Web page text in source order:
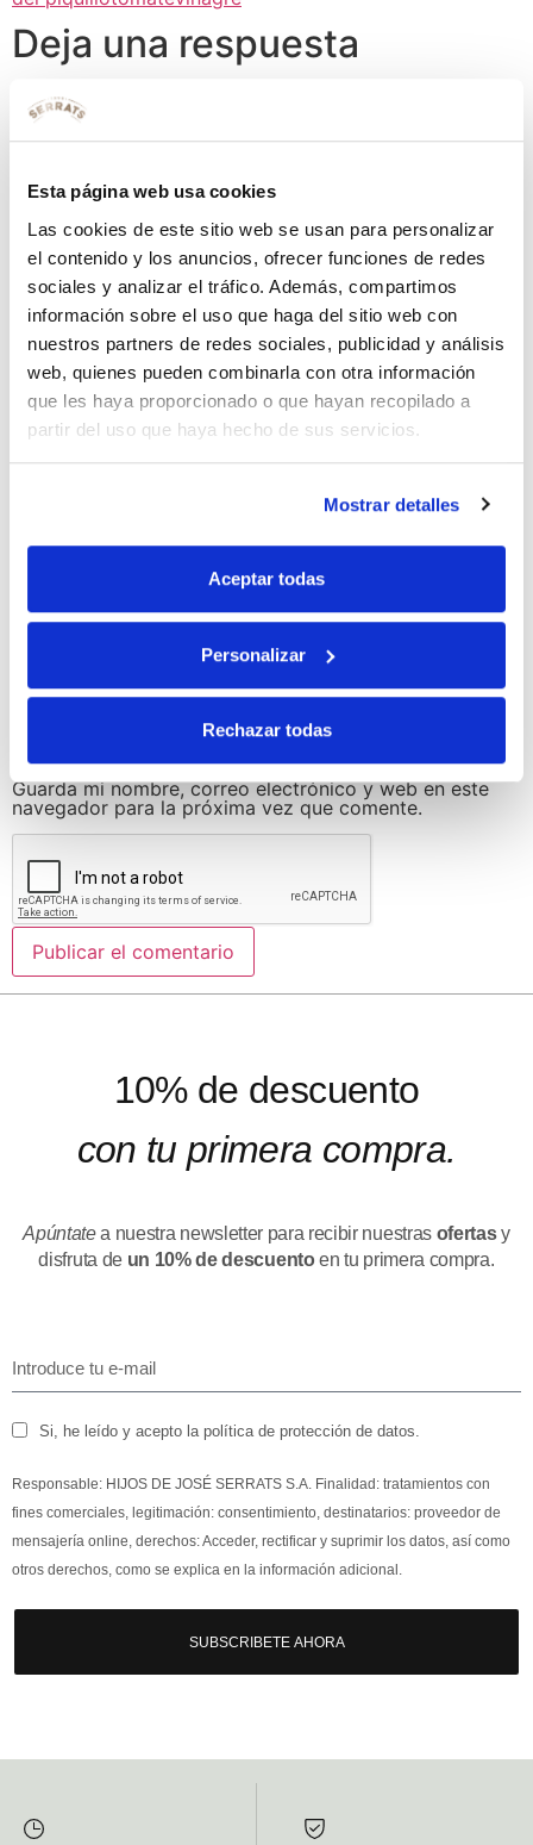
Esta página web usa cookies
Las cookies de este sitio web se usan para personalizar
el contenido y los anuncios, ofrecer funciones de redes
sociales y analizar el tráfico. Además, compartimos
información sobre el uso que haga del sitio web con
nuestros partners de redes sociales, publicidad y análisis
web, quienes pueden combinarla con otra información
que les haya proporcionado o que hayan recopilado a
partir del uso que haya hecho de sus servicios.
Mostrar detalles
Aceptar todas
Personalizar
Rechazar todas
Deja una respuesta
Tu dirección de correo electrónico no será publicada.
Los campos obligatorios están marcados con
Guarda mi nombre, correo electrónico y web en este
navegador para la próxima vez que comente.
10% de descuento
con tu primera compra.
Apúntatea nuestra newsletter para recibir nuestras ofertasy
disfruta de un 10% de descuentoen tu primera compra.
Si, he leído y acepto la política de protección de datos.
Responsable: HIJOS DE JOSÉ SERRATS S.A. Finalidad: tratamientos con
fines comerciales, legitimación: consentimiento, destinatarios: proveedor de
mensajería online, derechos: Acceder, rectificar y suprimir los datos, así como
otros derechos, como se explica en la información adicional.
SUBSCRIBETE AHORA